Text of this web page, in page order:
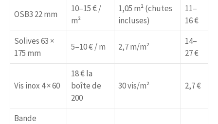
OSB3 22 mm
10–15 € /
m²
1,05 m² (chutes
incluses)
11–
16 €
Solives 63 ×
175 mm
5–10 € / m 2,7 m/m²
14–
27 €
Vis inox 4 × 60
18 € la
boîte de
200
30 vis/m² 2,7 €
Bande